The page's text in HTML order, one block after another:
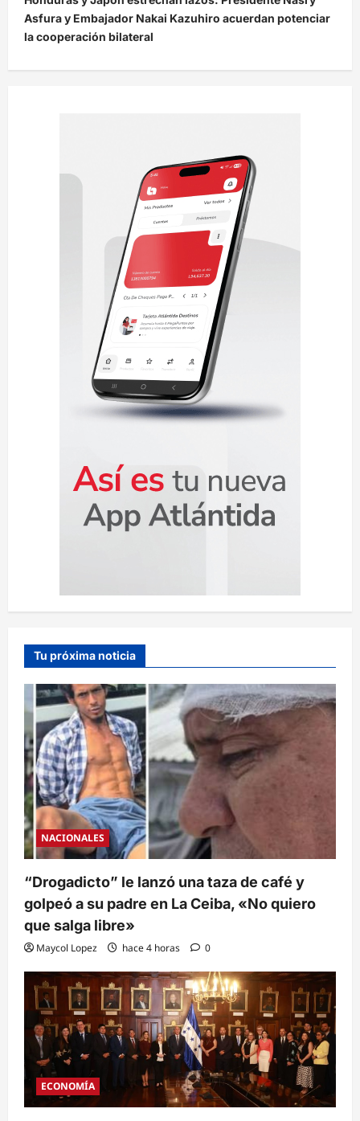
a
Asfura y Embajador Nakai Kazuhiro acuerdan potenciar
la cooperación bilateral
Tu próxima noticia
NACIONALES
“Drogadicto” le lanzó una taza de café y
golpeó a su padre en La Ceiba, «No quiero
que salga libre»
Maycol Lopez hace 4 horas 0
ECONOMÍA